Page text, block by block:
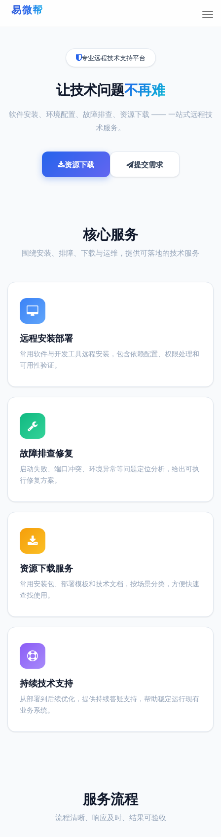
专业远程技术支持平台
让技术问题不再难
软件安装、环境配置、故障排查、资源下载 —— 一站式远程技
术服务。
资源下载 提交需求
核心服务
围绕安装、排障、下载与运维，提供可落地的技术服务
远程安装部署
常用软件与开发工具远程安装，包含依赖配置、权限处理和
可用性验证。
故障排查修复
启动失败、端口冲突、环境异常等问题定位分析，给出可执
行修复方案。
资源下载服务
常用安装包、部署模板和技术文档，按场景分类，方便快速
查找使用。
持续技术支持
从部署到后续优化，提供持续答疑支持，帮助稳定运行现有
业务系统。
服务流程
流程清晰、响应及时、结果可验收